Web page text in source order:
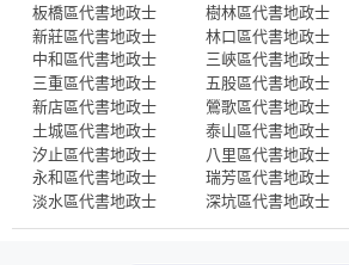
板橋區代書地政士
新莊區代書地政士
中和區代書地政士
三重區代書地政士
新店區代書地政士
土城區代書地政士
汐止區代書地政士
永和區代書地政士
淡水區代書地政士
樹林區代書地政士
林口區代書地政士
三峽區代書地政士
五股區代書地政士
鶯歌區代書地政士
泰山區代書地政士
八里區代書地政士
瑞芳區代書地政士
深坑區代書地政士